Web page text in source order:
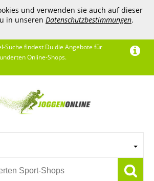
und verwenden sie auch auf dieser
in unseren Datenschutzbestimmungen.
Suche findest Du die Angebote für
Online-Shops.